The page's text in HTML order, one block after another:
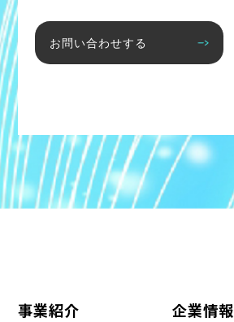
お問い合わせする
事業紹介 企業情報